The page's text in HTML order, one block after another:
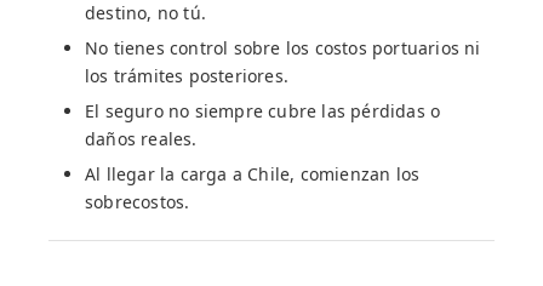
destino, no tú.
No tienes control sobre los costos portuarios ni
los trámites posteriores.
El seguro no siempre cubre las pérdidas o
daños reales.
Al llegar la carga a Chile, comienzan los
sobrecostos.